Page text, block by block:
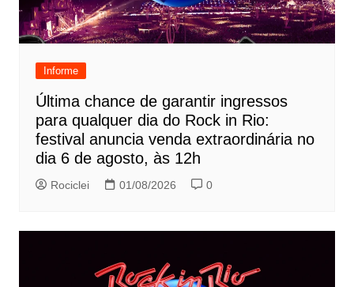
Informe
Última chance de garantir ingressos
para qualquer dia do Rock in Rio:
festival anuncia venda extraordinária no
dia 6 de agosto, às 12h
Rociclei 01/08/2026 0